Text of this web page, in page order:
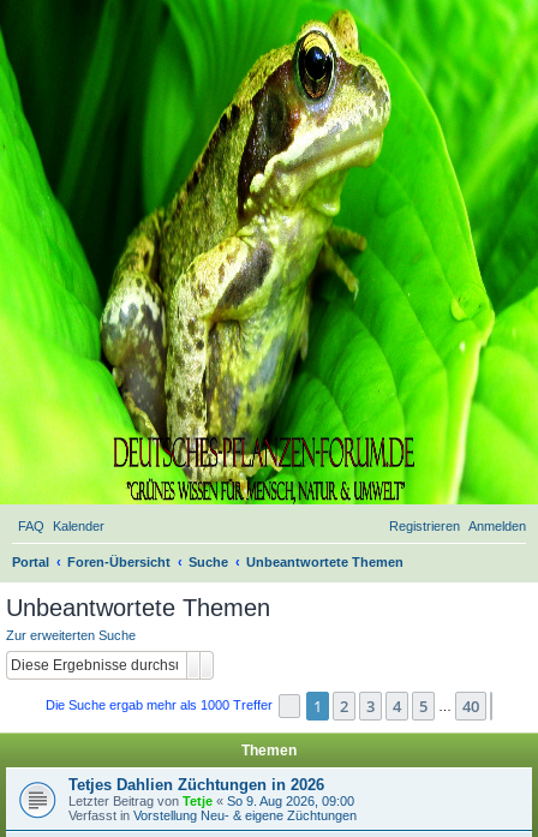
FAQ Kalender Anmelden
Registrieren
Portal Foren-Übersicht Suche Unbeantwortete Themen
Unbeantwortete Themen
Zur erweiterten Suche
Die Suche ergab mehr als 1000 Treffer Seite 1von 40
1 2 3 4 5 40
Themen
Tetjes Dahlien Züchtungen in 2026
Letzter Beitrag von Tetje « So 9. Aug 2026, 09:00
Verfasst in Vorstellung Neu- & eigene Züchtungen